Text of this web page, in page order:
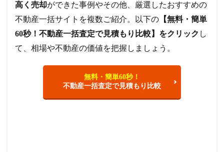
高く売却ができた事例やその他、厳選したおすすめの
不動産一括サイトを複数ご紹介。
以下の 【無料・簡単
60秒！不動産一括査定で見積もり比較】をクリック し
て、相場や不動産の価値を把握しましょう。
無料・簡単60秒！
不動産一括査定で見積もり比較